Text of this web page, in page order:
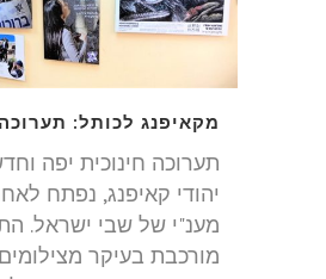
מקאיפנג לכותל:
תערוכה חינוכית יפה
יהודי קאיפנג, נפתח
מענ"י של שבי ישראל.
מורכבת בעיקר